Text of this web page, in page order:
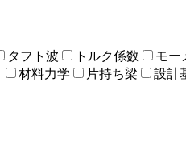
タフト波 トルク係数 モー
材料力学 片持ち梁 設計